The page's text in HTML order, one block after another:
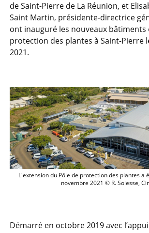
de Saint-Pierre de La Réunion, et
Saint Martin, présidente-directrice
ont inauguré les nouveaux bâtiments
protection des plantes à Saint-Pierre
2021.
L'extension
L'extension du Pôle de protection des plantes a
novembre 2021 © R. Solesse,
Démarré en octobre 2019 avec